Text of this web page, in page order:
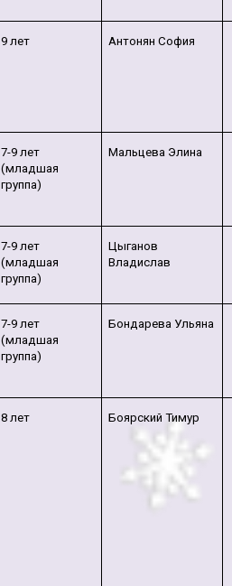
9 лет Антонян София
7-9 лет
(младшая
группа)
Мальцева Элина
7-9 лет
(младшая
группа)
Цыганов
Владислав
7-9 лет
(младшая
группа)
Бондарева Ульяна
8 лет Боярский Тимур